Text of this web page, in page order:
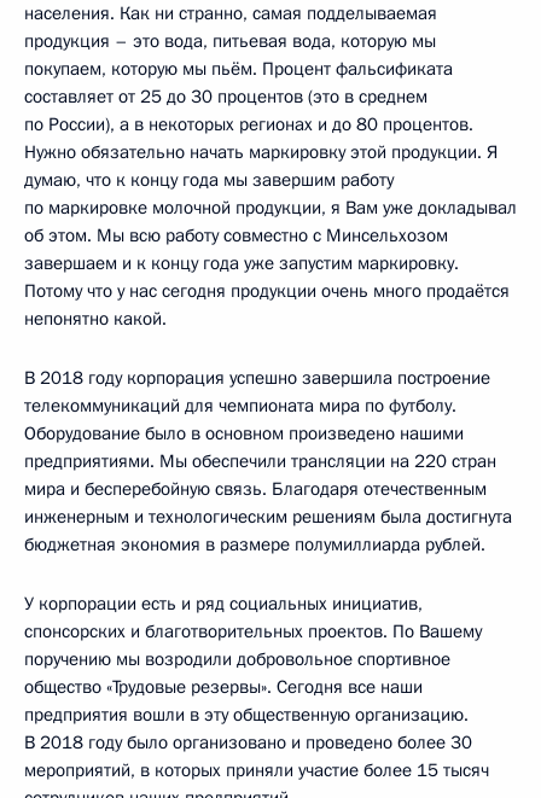
населения. Как ни странно, самая подделываемая
продукция – это вода, питьевая вода, которую мы
покупаем, которую мы пьём. Процент фальсификата
составляет от 25 до 30 процентов (это в среднем
по России), а в некоторых регионах и до 80 процентов.
Нужно обязательно начать маркировку этой продукции. Я
думаю, что к концу года мы завершим работу
по маркировке молочной продукции, я Вам уже докладывал
об этом. Мы всю работу совместно с Минсельхозом
завершаем и к концу года уже запустим маркировку.
Потому что у нас сегодня продукции очень много продаётся
непонятно какой.
В 2018 году корпорация успешно завершила построение
телекоммуникаций для чемпионата мира по футболу.
Оборудование было в основном произведено нашими
предприятиями. Мы обеспечили трансляции на 220 стран
мира и бесперебойную связь. Благодаря отечественным
инженерным и технологическим решениям была достигнута
бюджетная экономия в размере полумиллиарда рублей.
У корпорации есть и ряд социальных инициатив,
спонсорских и благотворительных проектов. По Вашему
поручению мы возродили добровольное спортивное
общество «Трудовые резервы». Сегодня все наши
предприятия вошли в эту общественную организацию.
В 2018 году было организовано и проведено более 30
мероприятий, в которых приняли участие более 15 тысяч